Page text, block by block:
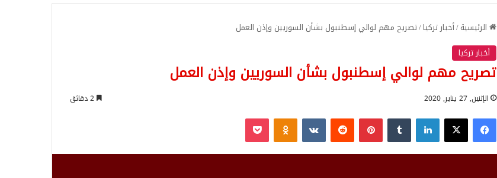
الرئيسية/أخبار تركيا/تصريح مهم لوالي إسطنبول بشأن السوريين وإذن العمل
أخبار تركيا
تصريح مهم لوالي إسطنبول بشأن السوريين وإذن العمل
الإثنين, 27 يناير, 2020
فيسبوك ‫X لينكدإن بينتيريست